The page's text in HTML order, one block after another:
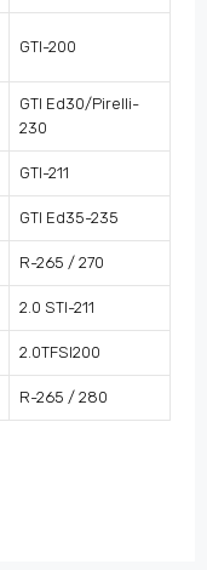
GTI-200
GTI Ed30/Pirelli-
230
GTI-211
GTI Ed35-235
R-265 / 270
2.0 STI-211
2.0TFSI200
R-265 / 280